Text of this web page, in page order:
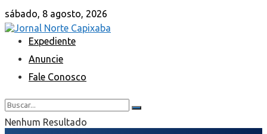
sábado, 8 agosto, 2026
Expediente
Anuncie
Fale Conosco
Nenhum Resultado